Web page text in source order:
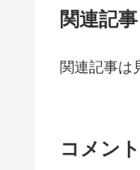
関連記事
関連記事は
コメント